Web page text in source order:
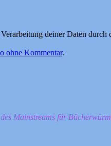
deiner Daten durch
ohne Kommentar.
Mainstreams für